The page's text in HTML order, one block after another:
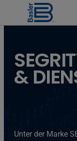
&
Unter der Marke